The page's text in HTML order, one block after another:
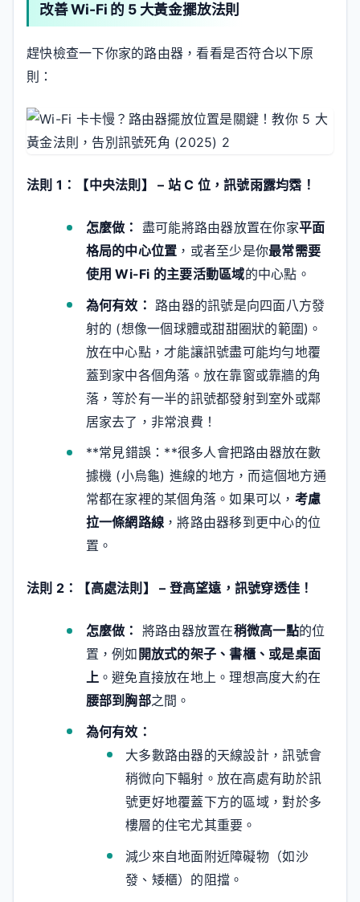
改善 Wi-Fi 的 5 大黃金擺放法則
趕快檢查一下你家的路由器，看看是否符合以下原
則：
法則 1：【中央法則】 – 站 C 位，訊號雨露均霑！
怎麼做： 盡可能將路由器放置在你家平面
格局的中心位置 ，或者至少是你最常需要
使用 Wi-Fi 的主要活動區域的中心點。
為何有效： 路由器的訊號是向四面八方發
射的 (想像一個球體或甜甜圈狀的範圍)。
放在中心點，才能讓訊號盡可能均勻地覆
蓋到家中各個角落。放在靠窗或靠牆的角
落，等於有一半的訊號都發射到室外或鄰
居家去了，非常浪費！
**常見錯誤：**很多人會把路由器放在數
據機 (小烏龜) 進線的地方，而這個地方通
常都在家裡的某個角落。如果可以， 考慮
拉一條網路線 ，將路由器移到更中心的位
置。
法則 2：【高處法則】 – 登高望遠，訊號穿透佳！
怎麼做： 將路由器放置在稍微高一點的位
置，例如 開放式的架子、書櫃、或是桌面
上。避免直接放在地上。理想高度大約在
腰部到胸部之間。
為何有效：
大多數路由器的天線設計，訊號會
稍微向下輻射。放在高處有助於訊
號更好地覆蓋下方的區域，對於多
樓層的住宅尤其重要。
減少來自地面附近障礙物（如沙
發、矮櫃）的阻擋。